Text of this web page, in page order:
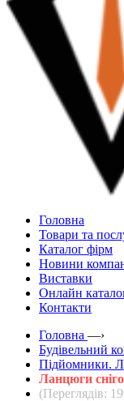
Головна
Товари та
Каталог фірм
Новини
Виставки
Онлайн
Контакти
Головна —›
Будівельний
Підйомники.
Ланцюги
(Переглядів: